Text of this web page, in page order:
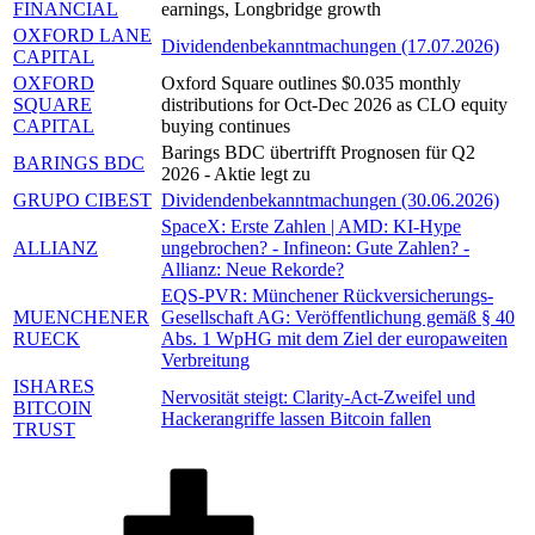
FINANCIAL
earnings, Longbridge growth
OXFORD LANE
CAPITAL
Dividendenbekanntmachungen (17.07.2026)
OXFORD
SQUARE
CAPITAL
Oxford Square outlines $0.035 monthly
distributions for Oct-Dec 2026 as CLO equity
buying continues
BARINGS BDC
Barings BDC übertrifft Prognosen für Q2
2026 - Aktie legt zu
GRUPO CIBEST Dividendenbekanntmachungen (30.06.2026)
ALLIANZ
SpaceX: Erste Zahlen | AMD: KI-Hype
ungebrochen? - Infineon: Gute Zahlen? -
Allianz: Neue Rekorde?
MUENCHENER
RUECK
EQS-PVR: Münchener Rückversicherungs-
Gesellschaft AG: Veröffentlichung gemäß § 40
Abs. 1 WpHG mit dem Ziel der europaweiten
Verbreitung
ISHARES
BITCOIN
TRUST
Nervosität steigt: Clarity-Act-Zweifel und
Hackerangriffe lassen Bitcoin fallen